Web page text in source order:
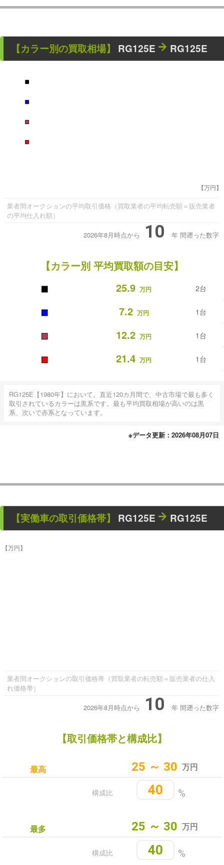
【カラー別の買取相場】 RG125E RG125E
■
■
■
■
【万円】
業者間オークションの平均取引価格（買取業者の平均転売額＝販売業者
の平均仕入れ額）
2026年8月時点から 10 年 間遡った数字
【カラー別 平均買取額の目安】
■ 25.9 万円 2台
■ 7.2 万円 1台
■ 12.2 万円 1台
■ 21.4 万円 1台
RG125E【1980年】において。直近120カ月間で、中古市場で最も多く
取引されているカラーは黒系です。最も平均買取相場が高いのは黒
系、次いで赤系となっています。
※データ更新：2026年08月07日
【実働車の取引価格帯】 RG125E RG125E
【万円】
業者間オークションの取引価格帯（買取業者の転売額＝販売業者の仕入
れ価格帯）
2026年8月時点から 10 年 間遡った数字
【取引価格帯と構成比】
最高 25 ～ 30 万円
%
40
構成比
最多 25 ～ 30 万円
%
40
構成比